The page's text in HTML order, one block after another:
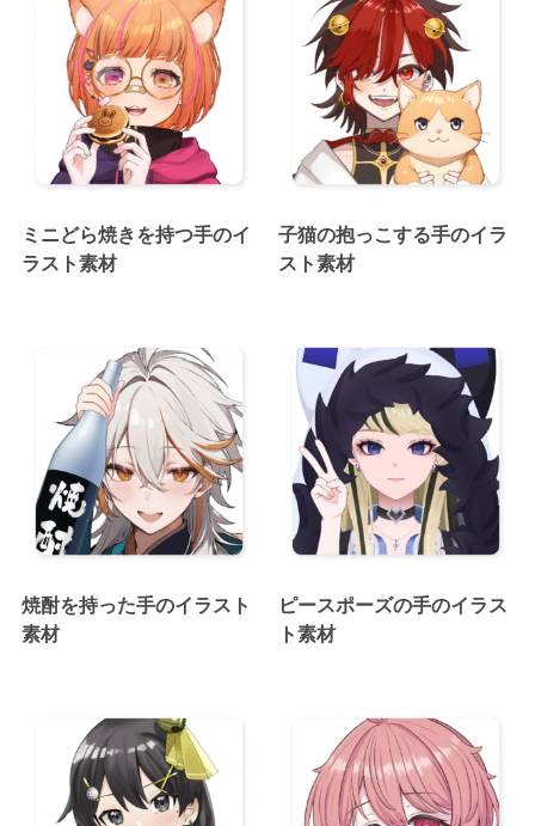
ミニどら焼きを持つ手のイ
ラスト素材
子猫の抱っこする手のイラ
スト素材
焼酎を持った手のイラスト
素材
ピースポーズの手のイラス
ト素材